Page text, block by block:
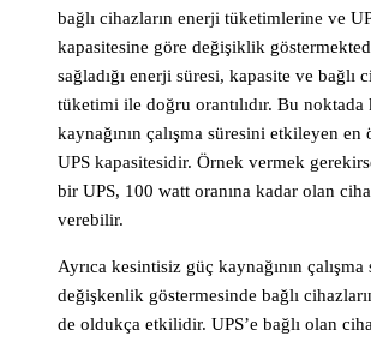
bağlı cihazların enerji tüketimlerine ve
kapasitesine göre değişiklik
sağladığı enerji süresi, kapasite ve bağlı
tüketimi ile doğru orantılıdır. Bu
kaynağının çalışma süresini etkileyen
UPS kapasitesidir. Örnek vermek
bir UPS, 100 watt oranına kadar olan
verebilir.
Ayrıca kesintisiz güç kaynağının çalışma
değişkenlik göstermesinde bağlı
de oldukça etkilidir. UPS’e bağlı olan